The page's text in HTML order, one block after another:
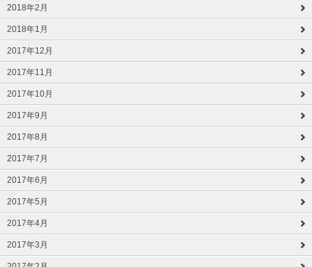
2018年2月
2018年1月
2017年12月
2017年11月
2017年10月
2017年9月
2017年8月
2017年7月
2017年6月
2017年5月
2017年4月
2017年3月